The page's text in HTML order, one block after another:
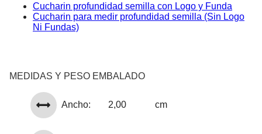
Cucharin profundidad semilla con Logo y Funda
Cucharin para medir profundidad semilla (Sin Logo
Ni Fundas)
MEDIDAS Y PESO EMBALADO
Ancho: 2,00 cm